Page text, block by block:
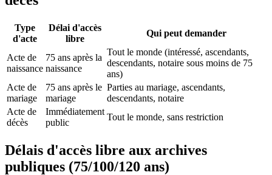
Type
d'acte
Délai d'accès
libre
Qui peut demander
Acte de
naissance
75 ans après la
naissance
Tout le monde (intéressé, ascendants,
descendants, notaire sous moins de 75
ans)
Acte de
mariage
75 ans après le
mariage
Parties au mariage, ascendants,
descendants, notaire
Acte de
décès
Immédiatement
public
Tout le monde, sans restriction
Délais d'accès libre aux archives
publiques (75/100/120 ans)